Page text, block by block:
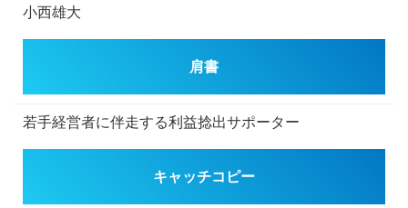
小西雄大
肩書
若手経営者に伴走する利益捻出サポーター
キャッチコピー